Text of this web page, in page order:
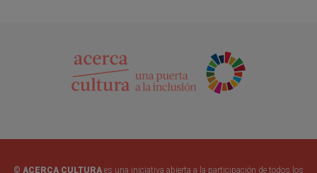
© ACERCA CULTURA es una iniciativa abierta a la participación de todos los